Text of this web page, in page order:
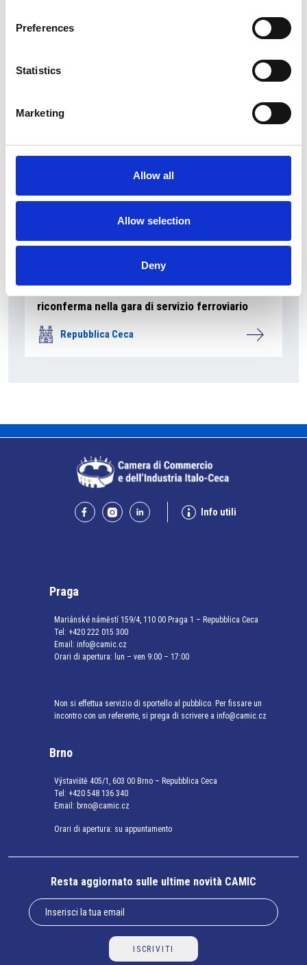
Preferences
Statistics
Marketing
Allow all
Allow selection
Deny
La società pubblica České dráhy verso la
riconferma nella gara di servizio ferroviario
Repubblica Ceca
Info utili
Praga
Mariánské náměstí 159/4, 110 00 Praga 1 – Repubblica Ceca
Tel: +420 222 015 300
Email: info@camic.cz
Orari di apertura: lun – ven 9:00 – 17:00
Non si effettua servizio di sportello al pubblico. Per fissare un
incontro con un referente, si prega di scrivere a info@camic.cz
Brno
Výstaviště 405/1, 603 00 Brno – Repubblica Ceca
Tel: +420 548 136 340
Email: brno@camic.cz
Orari di apertura: su appuntamento
Resta aggiornato sulle ultime novità CAMIC
ISCRIVITI